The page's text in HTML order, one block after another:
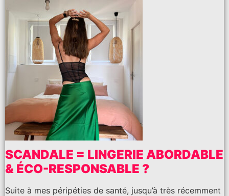
SCANDALE = LINGERIE ABORDABLE
& ÉCO-RESPONSABLE ?
Suite à mes péripéties de santé, jusqu’à très récemment